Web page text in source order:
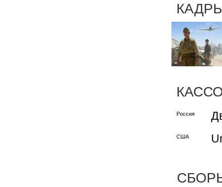
Россия
США